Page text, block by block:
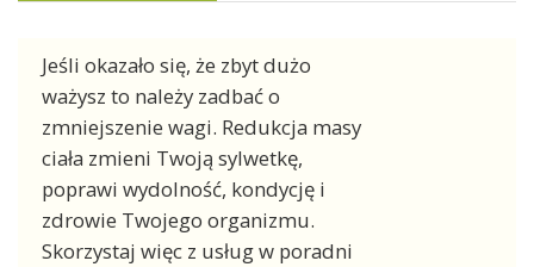
Jeśli okazało się, że zbyt dużo
ważysz to należy zadbać o
zmniejszenie wagi. Redukcja masy
ciała zmieni Twoją sylwetkę,
poprawi wydolność, kondycję i
zdrowie Twojego organizmu.
Skorzystaj więc z usług w poradni